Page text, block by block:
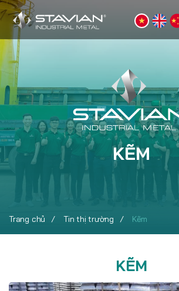
Trang chủ Tin thị trường Kẽm
KẼM
KẼM